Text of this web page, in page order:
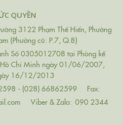
QUYỀN
3122 Phạm Thế Hiển, Phường
(Phường cũ: P.7, Q.8)
Số 0305012708 tại Phòng kế
Hồ Chí Minh ngày 01/06/2007,
16/12/2013
- (028) 66862599
Fax:
Viber & Zalo: 090 2344